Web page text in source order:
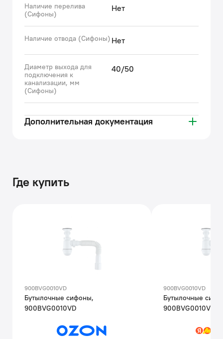
Наличие перелива
(Сифоны)
Нет
Наличие отвода (Сифоны) Нет
Диаметр выхода для
подключения к
канализации, мм
(Сифоны)
40/50
Дополнительная документация
Где купить
900BVG0010VD
Бутылочные сифоны,
900BVG0010VD
900BVG0010VD
Бутылочные
900BVG0010VD